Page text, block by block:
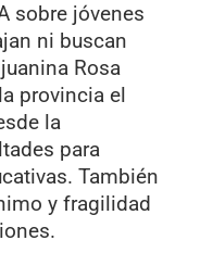
sobre jóvenes
ni buscan
Rosa
provincia el
la
para
También
y fragilidad